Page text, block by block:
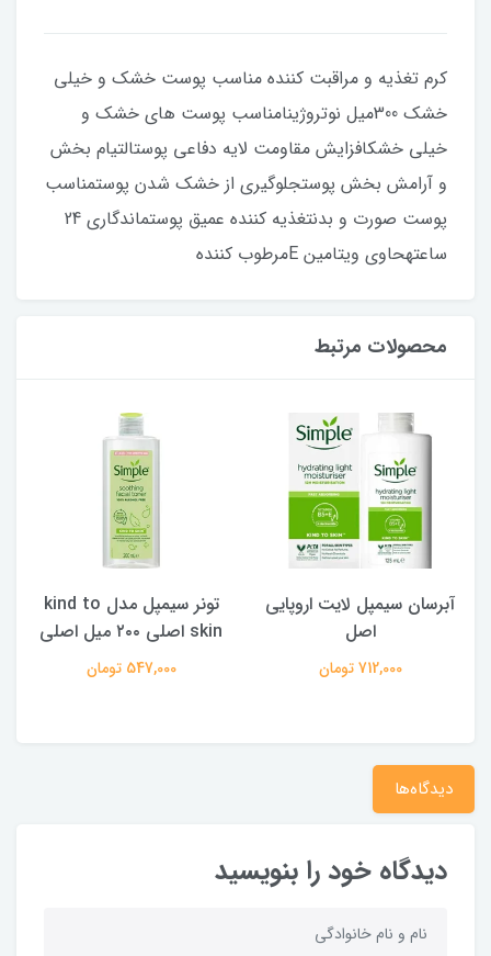
کرم تغذیه و مراقبت کننده مناسب پوست خشک و خیلي
خشک 300میل نوتروژینامناسب پوست های خشک و
خیلی خشکافزایش مقاومت لایه دفاعی پوستالتیام بخش
و آرامش بخش پوستجلوگیری از خشک شدن پوستمناسب
پوست صورت و بدنتغذیه کننده عمیق پوستماندگاری 24
ساعتهحاوی ویتامین Eمرطوب کننده
محصولات مرتبط
تونر سیمپل مدل kind to
547,000 تومان
پد ایپک آرایش پاک کن بسته
70 عددی
178,000 تومان
دیدگاه‌ها
دیدگاه خود را بنویسید